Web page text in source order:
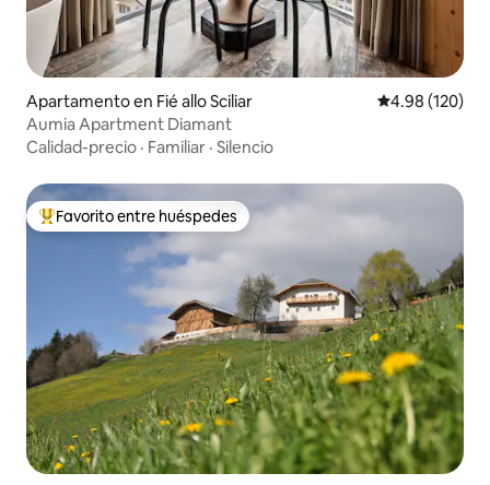
Apartamento en Fié allo Sciliar Calificación
4.98 (120)
Aumia Apartment Diamant
Calidad-precio · Familiar · Silencio
Favorito entre huéspedes preferido
Favorito entre huéspedes